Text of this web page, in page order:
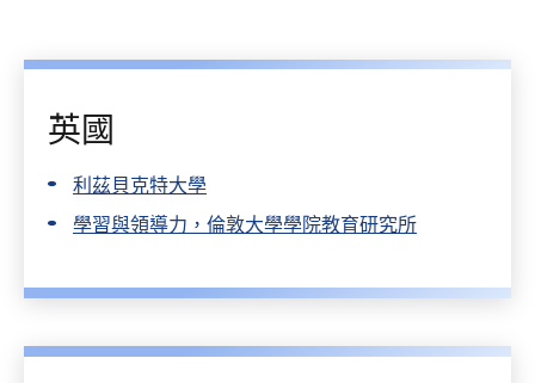
英國
利茲貝克特大學
學習與領導力，倫敦大學學院教育研究所